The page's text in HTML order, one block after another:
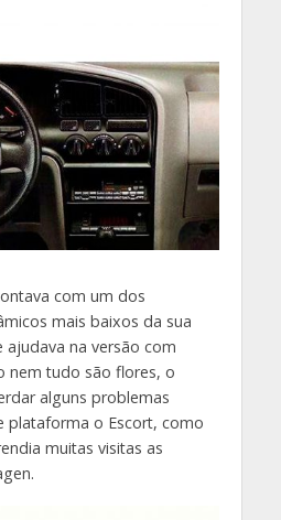
com um dos
mais baixos da sua
ajudava na versão com
nem tudo são flores, o
alguns problemas
plataforma o Escort, como
muitas visitas as